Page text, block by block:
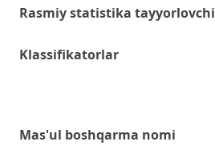
Rasmiy statistika tayyorlovchi
Klassifikatorlar
Mas'ul boshqarma nomi